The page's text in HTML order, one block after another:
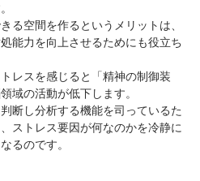
る空間を作るというメリットは、
能力を向上させるためにも役立ち
レスを感じると「精神の制御装
域の活動が低下します。
断し分析する機能を司っているた
ストレス要因が何なのかを冷静に
るのです。